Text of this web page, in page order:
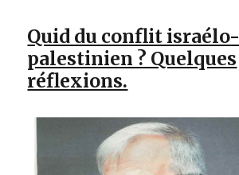
Quid du conflit israélo-
palestinien ? Quelques
réflexions.